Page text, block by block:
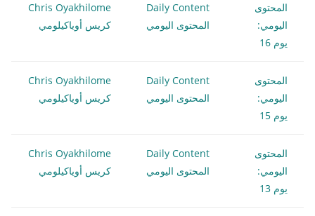
المحتوى
اليومي:
يوم 16
Daily Content
المحتوى اليومي
Chris Oyakhilome
كريس أوياكيلومي
المحتوى
اليومي:
يوم 15
Daily Content
المحتوى اليومي
Chris Oyakhilome
كريس أوياكيلومي
المحتوى
اليومي:
يوم 13
Daily Content
المحتوى اليومي
Chris Oyakhilome
كريس أوياكيلومي